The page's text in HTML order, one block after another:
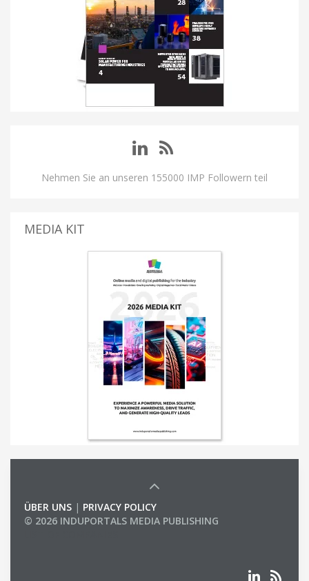
Nehmen Sie an unseren 155000 IMP Followern teil
MEDIA KIT
ÜBER UNS | PRIVACY POLICY
© 2026 INDUPORTALS MEDIA PUBLISHING